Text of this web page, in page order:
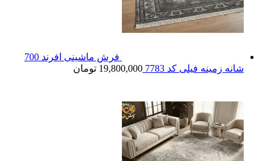
فرش ماشینی افرند 700
شانه زمینه فیلی کد 7783
19,800,000 تومان